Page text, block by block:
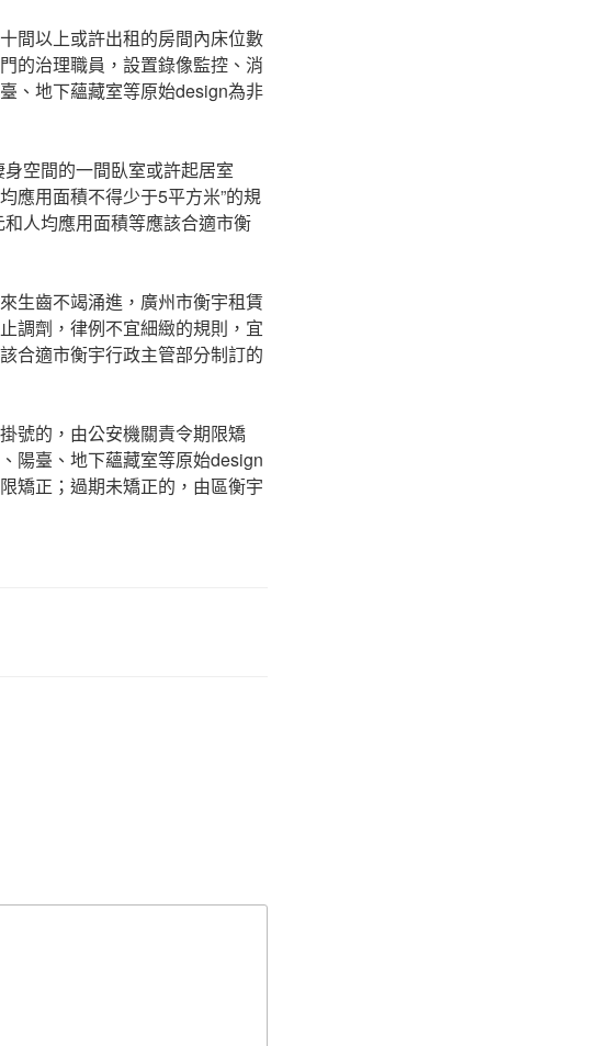
間以上或許出租的房間內床位數
的治理職員，設置錄像監控、消
、地下蘊藏室等原始design為非
空間的一間臥室或許起居室
應用面積不得少于5平方米”的規
人均應用面積等應該合適市衡
生齒不竭涌進，廣州市衡宇租賃
調劑，律例不宜細緻的規則，宜
合適市衡宇行政主管部分制訂的
號的，由公安機關責令期限矯
陽臺、地下蘊藏室等原始design
矯正；過期未矯正的，由區衡宇